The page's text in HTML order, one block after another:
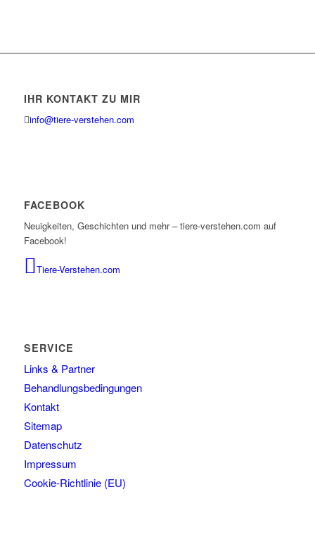
IHR KONTAKT ZU MIR
info@tiere-verstehen.com
FACEBOOK
Neuigkeiten, Geschichten und mehr – tiere-verstehen.com auf
Facebook!
Tiere-Verstehen.com
SERVICE
Links & Partner
Behandlungsbedingungen
Kontakt
Sitemap
Datenschutz
Impressum
Cookie-Richtlinie (EU)